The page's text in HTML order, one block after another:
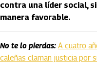
contra una líder social,
manera favorable.
No te lo pierdas: A cuatro
caleñas claman justicia por